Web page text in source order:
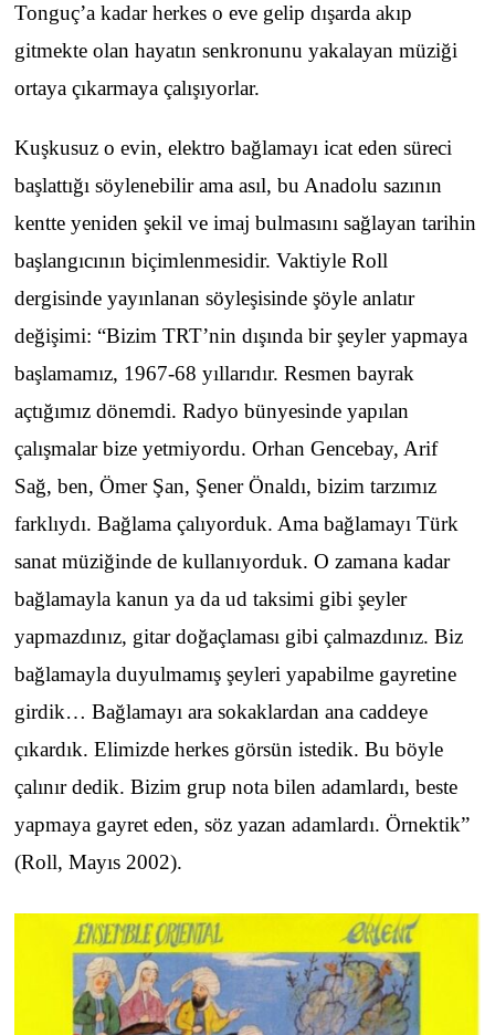
Tonguç’a kadar herkes o eve gelip dışarda akıp
gitmekte olan hayatın senkronunu yakalayan müziği
ortaya çıkarmaya çalışıyorlar.
Kuşkusuz o evin, elektro bağlamayı icat eden süreci
başlattığı söylenebilir ama asıl, bu Anadolu sazının
kentte yeniden şekil ve imaj bulmasını sağlayan tarihin
başlangıcının biçimlenmesidir. Vaktiyle Roll
dergisinde yayınlanan söyleşisinde şöyle anlatır
değişimi: “Bizim TRT’nin dışında bir şeyler yapmaya
başlamamız, 1967-68 yıllarıdır. Resmen bayrak
açtığımız dönemdi. Radyo bünyesinde yapılan
çalışmalar bize yetmiyordu. Orhan Gencebay, Arif
Sağ, ben, Ömer Şan, Şener Önaldı, bizim tarzımız
farklıydı. Bağlama çalıyorduk. Ama bağlamayı Türk
sanat müziğinde de kullanıyorduk. O zamana kadar
bağlamayla kanun ya da ud taksimi gibi şeyler
yapmazdınız, gitar doğaçlaması gibi çalmazdınız. Biz
bağlamayla duyulmamış şeyleri yapabilme gayretine
girdik… Bağlamayı ara sokaklardan ana caddeye
çıkardık. Elimizde herkes görsün istedik. Bu böyle
çalınır dedik. Bizim grup nota bilen adamlardı, beste
yapmaya gayret eden, söz yazan adamlardı. Örnektik”
(Roll, Mayıs 2002).